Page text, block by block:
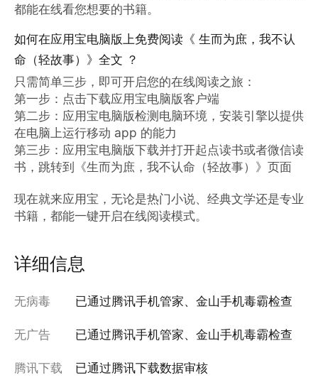
都能在线看您想要的书籍。
如何在应用宝电脑版上免费阅读《 生而为庶，我不认
命（轻故事）》全文 ？
只需简单三步，即可开启您的在线阅读之旅：
第一步：点击下载应用宝电脑版客户端
第二步：应用宝电脑版检测电脑环境，安装引擎以提供
在电脑上运行移动 app 的能力
第三步：应用宝电脑版下载并打开起点读书或者微信读
书，跳转到《生而为庶，我不认命（轻故事）》页面
现在就来应用宝，无论是热门小说、经典文学还是专业
书籍，都能一键开启在线阅读模式。
详细信息
无病毒 已通过腾讯手机管家、金山手机毒霸检查
无广告 已通过腾讯手机管家、金山手机毒霸检查
腾讯下载 已通过腾讯下载数据审核